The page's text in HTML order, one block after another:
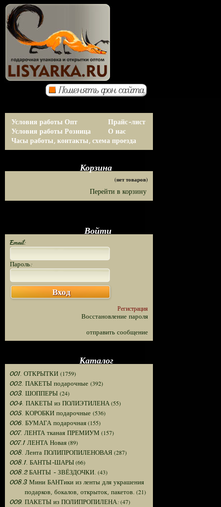
Условия работы Опт
Условия работы Розница
Прайс-лист
О нас
Часы работы, контакты, схема проезда
Корзина
(нет товаров)
Перейти в корзину
Войти
Email:
Пароль:
Вход
Регистрация
Восстановление пароля
отправить сообщение
Каталог
001. ОТКРЫТКИ (1759)
002. ПАКЕТЫ подарочные (392)
003. ШОППЕРЫ (24)
004. ПАКЕТЫ из ПОЛИЭТИЛЕНА(55)
005. КОРОБКИ подарочные (536)
006. БУМАГА подарочная(155)
007. ЛЕНТА тканая ПРЕМИУМ (157)
007.1 ЛЕНТА Новая(89)
008. Лента ПОЛИПРОПИЛЕНОВАЯ (287)
008.1. БАНТЫ-ШАРЫ(66)
008.2 БАНТЫ - ЗВЁЗДОЧКИ. (43)
008.3 Мини БАНТики из ленты для украшения
подарков, бокалов, открыток, пакетов. (21)
009. ПАКЕТЫ из ПОЛИПРОПИЛЕНА:(47)